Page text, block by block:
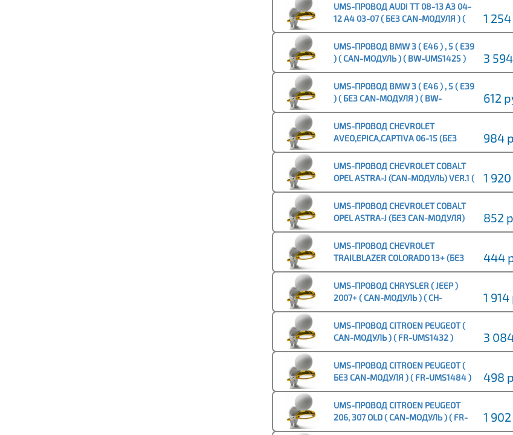
UMS-ПРОВОД AUDI TT 08-13 A3 04-
12 A4 03-07 ( БЕЗ CAN-МОДУЛЯ ) (
AU-UMS1492 )
1
UMS-ПРОВОД BMW 3 ( E46 ) , 5 ( E39
) ( CAN-МОДУЛЬ ) ( BW-UMS1425 )
3
UMS-ПРОВОД BMW 3 ( E46 ) , 5 ( E39
) ( БЕЗ CAN-МОДУЛЯ ) ( BW-
UMS1493 )
612
UMS-ПРОВОД CHEVROLET
AVEO,EPICA,CAPTIVA 06-15 (БЕЗ
CAN-МОДУЛЯ) ( CV-UMS1436 )
984
UMS-ПРОВОД CHEVROLET COBALT
OPEL ASTRA-J (CAN-МОДУЛЬ) VER.1 (
CV-UMS1434 )
1
UMS-ПРОВОД CHEVROLET COBALT
OPEL ASTRA-J (БЕЗ CAN-МОДУЛЯ)
VER.1 ( CV-UMS1491 )
852
UMS-ПРОВОД CHEVROLET
TRAILBLAZER COLORADO 13+ (БЕЗ
CAN-МОДУЛЯ) ( CV-UMS1435 )
444
UMS-ПРОВОД CHRYSLER ( JEEP )
2007+ ( CAN-МОДУЛЬ ) ( CH-
UMS1439 )
1
UMS-ПРОВОД CITROEN PEUGEOT (
CAN-МОДУЛЬ ) ( FR-UMS1432 )
3
UMS-ПРОВОД CITROEN PEUGEOT (
БЕЗ CAN-МОДУЛЯ ) ( FR-UMS1484 )
498
UMS-ПРОВОД CITROEN PEUGEOT
206, 307 OLD ( CAN-МОДУЛЬ ) ( FR-
UMS1515 )
1